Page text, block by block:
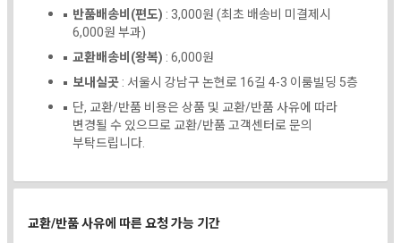
반품배송비(편도) : 3,000원 (최초 배송비 미결제시
6,000원 부과)
교환배송비(왕복) : 6,000원
보내실곳: 서울시 강남구 논현로 16길 4-3 이룸빌딩 5층
단, 교환/반품 비용은 상품 및 교환/반품 사유에 따라
변경될 수 있으므로 교환/반품 고객센터로 문의
부탁드립니다.
교환/반품 사유에 따른 요청 가능 기간